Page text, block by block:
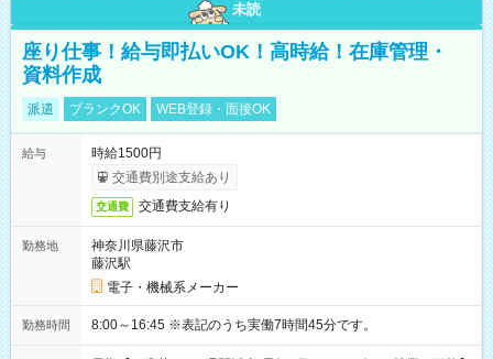
未読
座り仕事！給与即払いOK！高時給！在庫管理・
資料作成
派遣 ブランクOK WEB登録・面接OK
給与
時給1500円
交通費別途支給あり
交通費 交通費支給有り
勤務地
神奈川県藤沢市
藤沢駅
電子・機械系メーカー
勤務時間 8:00～16:45 ※表記のうち実働7時間45分です。